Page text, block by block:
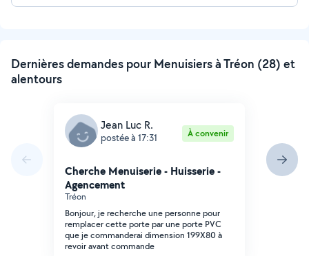
Dernières demandes pour Menuisiers à Tréon (28) et
alentours
Jean Luc R.
postée à 17:31 À convenir
Cherche Menuiserie - Huisserie -
Agencement
Tréon
Bonjour, je recherche une personne pour
remplacer cette porte par une porte PVC
que je commanderai dimension 199X80 à
revoir avant commande